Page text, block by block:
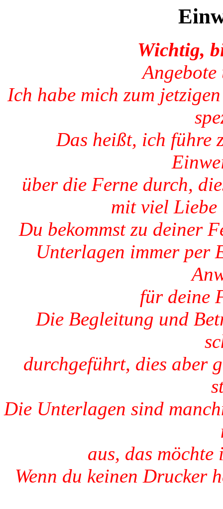
Wichtig,
Ich habe mich zum
Das heißt, ich führe
über die Ferne durch,
mit viel
Du bekommst zu deiner
Unterlagen immer per
für deine
Die Begleitung und
durchgeführt, dies aber
Die Unterlagen sind
aus, das
Wenn du keinen Drucker